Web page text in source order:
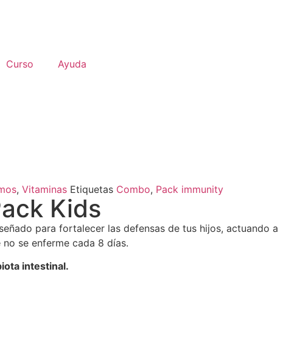
Curso Ayuda
,Vitaminas Etiquetas Combo, Pack immunity
Kids
para fortalecer las defensas de tus hijos, actuando a
se enferme cada 8 días.
intestinal.